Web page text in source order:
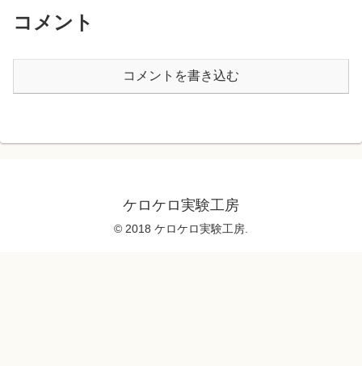
コメント
コメントを書き込む
ケロケロ実験工房
© 2018 ケロケロ実験工房.